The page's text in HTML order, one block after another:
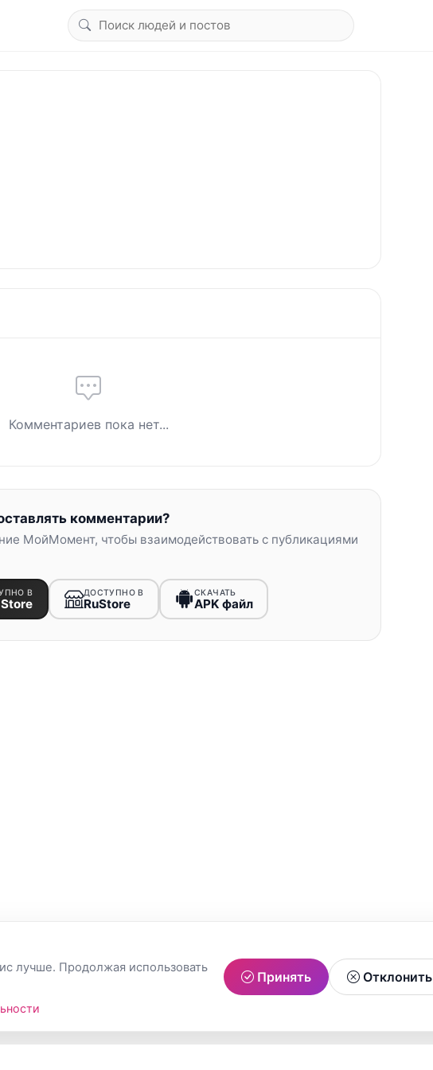
Комментариев пока нет...
комментарии?
МойМомент, чтобы взаимодействовать с публикациями
В ДОСТУПНО В
RuStore
СКАЧАТЬ
APK файл
лучше. Продолжая использовать
Принять Отклонить